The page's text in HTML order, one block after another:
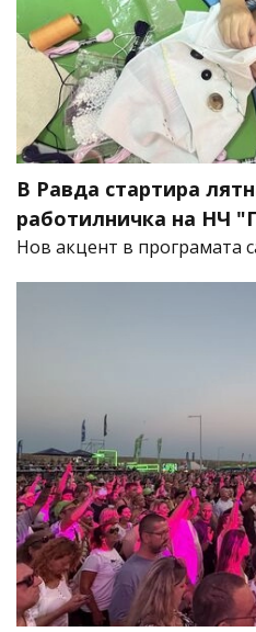
В Равда стартира
работилничка на НЧ
Нов акцент в програмата